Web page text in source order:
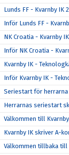
Lunds FF - Kvarnby IK
Inför Lunds FF -
NK Croatia - Kvarnby
Inför NK Croatia -
Kvarnby IK -
Inför Kvarnby IK -
Seriestart för herrarna
Herrarnas seriestart
Välkommen till
Kvarnby IK skriver A-
Välkommen tillbaka till